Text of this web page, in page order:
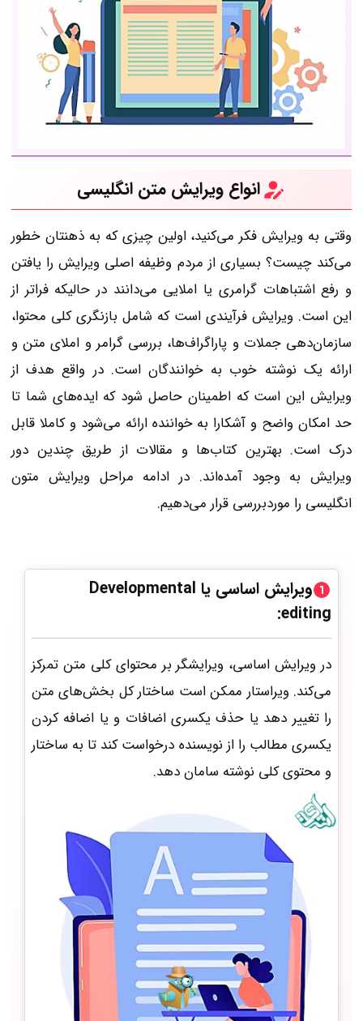
انواع ویرایش متن انگلیسی
وقتی به ویرایش فکر می‌کنید، اولین چیزی که به ذهنتان خطور
می‌کند چیست؟ بسیاری از مردم وظیفه اصلی ویرایش را یافتن
و رفع اشتباهات گرامری یا املایی می‌دانند در حالیکه فراتر از
این است. ویرایش فرآیندی است که شامل بازنگری کلی محتوا،
سازمان‌دهی جملات و پاراگراف‌ها، بررسی گرامر و املای متن و
ارائه یک نوشته خوب به خوانندگان است. در واقع هدف از
ویرایش این است که اطمینان حاصل شود که ایده‌های شما تا
حد امکان واضح و آشکارا به خواننده ارائه می‌شود و کاملا قابل
درک است. بهترین کتاب‌ها و مقالات از طریق چندین دور
ویرایش به وجود آمده‌اند. در ادامه مراحل ویرایش متون
انگلیسی را موردبررسی قرار می‌دهیم.
ویرایش اساسی یا Developmental
editing:
در ویرایش اساسی، ویرایشگر بر محتوای کلی متن تمرکز
می‌کند. ویراستار ممکن است ساختار کل بخش‌های متن
را تغییر دهد یا حذف یکسری اضافات و یا اضافه کردن
یکسری مطالب را از نویسنده درخواست کند تا به ساختار
و محتوی کلی نوشته سامان دهد.